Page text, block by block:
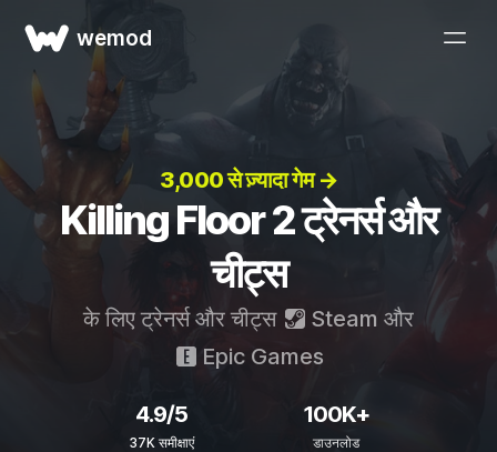
wemod
3,000 से ज़्यादा गेम →
Killing Floor 2 ट्रेनर्स और
चीट्स
के लिए ट्रेनर्स और चीट्स Steam और
Epic Games
4.9/5
37K समीक्षाएं
100K+
डाउनलोड